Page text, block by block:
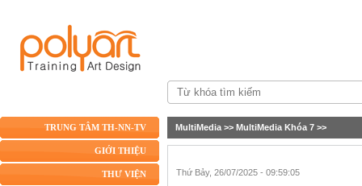
TRUNG TÂM TH-NN-TV
GIỚI THIỆU
THƯ VIỆN
MultiMedia >> MultiMedia Khóa 7 >>
Thứ Bảy, 26/07/2025 - 09:59:05